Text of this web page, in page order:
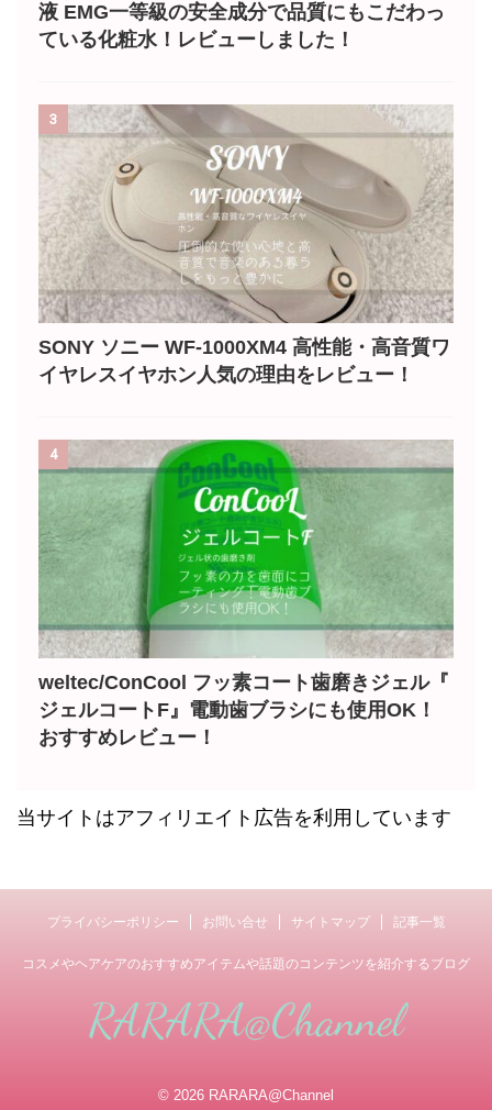
液 EMG一等級の安全成分で品質にもこだわっ
ている化粧水！レビューしました！
3
SONY ソニー WF-1000XM4 高性能・高音質ワ
イヤレスイヤホン人気の理由をレビュー！
4
weltec/ConCool フッ素コート歯磨きジェル『
ジェルコートF』電動歯ブラシにも使用OK！
おすすめレビュー！
当サイトはアフィリエイト広告を利用しています
プライバシーポリシー お問い合せ サイトマップ 記事一覧
コスメやヘアケアのおすすめアイテムや話題のコンテンツを紹介するブログ
© 2026 RARARA@Channel